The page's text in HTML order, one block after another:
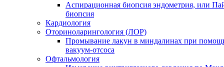
Аспирационная биопсия эндометрия, или
биопсия
Кардиология
Оториноларингология (ЛОР)
Промывание лакун в миндалинах при
вакуум-отсоса
Офтальмология